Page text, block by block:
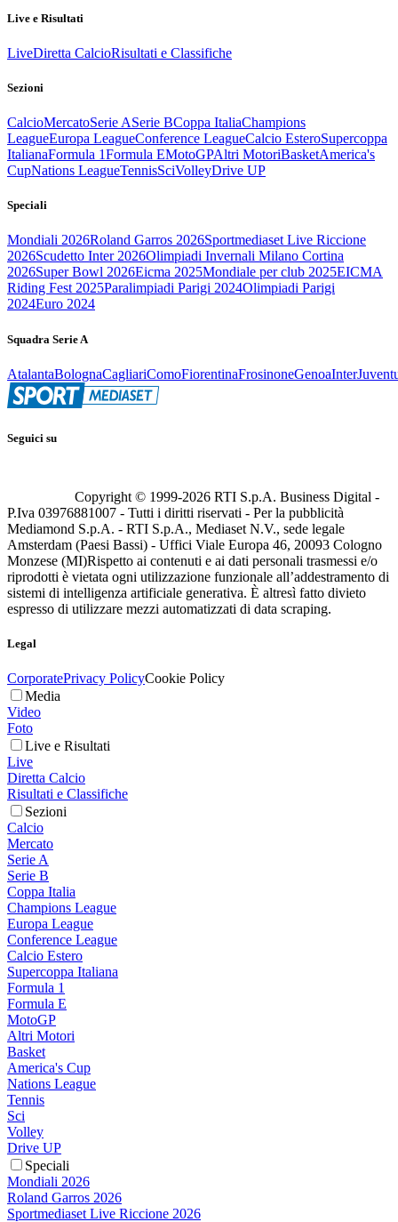
Live e Risultati
LiveDiretta CalcioRisultati e Classifiche
Sezioni
CalcioMercatoSerie ASerie BCoppa ItaliaChampions
LeagueEuropa LeagueConference LeagueCalcio EsteroSupercoppa
ItalianaFormula 1Formula EMotoGPAltri MotoriBasketAmerica's
CupNations LeagueTennisSciVolleyDrive UP
Speciali
Mondiali 2026Roland Garros 2026Sportmediaset Live Riccione
2026Scudetto Inter 2026Olimpiadi Invernali Milano Cortina
2026Super Bowl 2026Eicma 2025Mondiale per club 2025EICMA
Riding Fest 2025Paralimpiadi Parigi 2024Olimpiadi Parigi
2024Euro 2024
Squadra Serie A
AtalantaBolognaCagliariComoFiorentinaFrosinoneGenoaInter
Seguici su
Copyright © 1999-2026 RTI S.p.A. Business Digital -
P.Iva 03976881007 - Tutti i diritti riservati - Per la pubblicità
Mediamond S.p.A. - RTI S.p.A., Mediaset N.V., sede legale
Amsterdam (Paesi Bassi) - Uffici Viale Europa 46, 20093 Cologno
Monzese (MI)Rispetto ai contenuti e ai dati personali trasmessi e/o
riprodotti è vietata ogni utilizzazione funzionale all’addestramento di
sistemi di intelligenza artificiale generativa. È altresì fatto divieto
espresso di utilizzare mezzi automatizzati di data scraping.
Legal
CorporatePrivacy PolicyCookie Policy
Media
Video
Foto
Live e Risultati
Live
Diretta Calcio
Risultati e Classifiche
Sezioni
Calcio
Mercato
Serie A
Serie B
Coppa Italia
Champions League
Europa League
Conference League
Calcio Estero
Supercoppa Italiana
Formula 1
Formula E
MotoGP
Altri Motori
Basket
America's Cup
Nations League
Tennis
Sci
Volley
Drive UP
Speciali
Mondiali 2026
Roland Garros 2026
Sportmediaset Live Riccione 2026